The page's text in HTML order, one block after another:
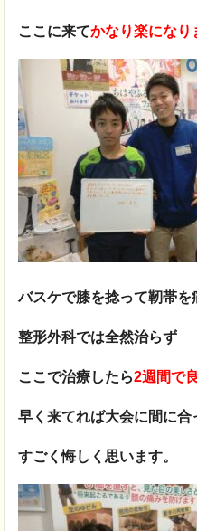
ここに来てかなり楽になり
バスケで膝を捻って靭帯を
整形外科では全然治らず
ここで治療したら2週間で
早く来てれば大会に間に合
すごく悔しく思います。